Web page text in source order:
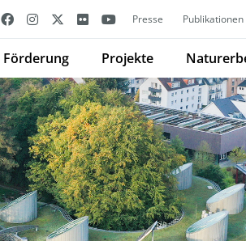
Presse Publikationen
Förderung Projekte